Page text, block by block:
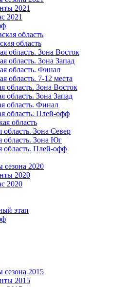
2021
2021
область
область
область. Зона Восток
область. Зона Запад
область. Финал
область. 7-12 места
область. Зона Восток
область. Зона Запад
область. Финал
область. Плей-офф
область
Зона Север
область. Зона Юг
область. Плей-офф
сезона 2020
2020
2020
этап
сезона 2015
2015